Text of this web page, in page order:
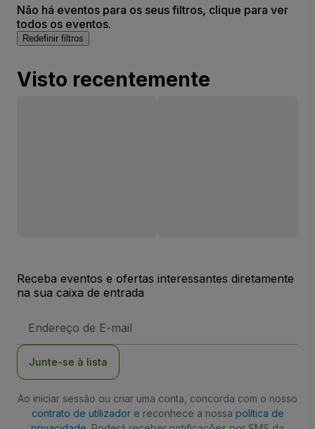
Não há eventos para os seus filtros, clique para ver
todos os eventos.
Redefinir filtros
Visto recentemente
Receba eventos e ofertas interessantes diretamente
na sua caixa de entrada
de
Junte-se à lista
Ao iniciar sessão ou criar uma conta, concorda com o nosso
contrato de utilizadore reconhece a nossa política de